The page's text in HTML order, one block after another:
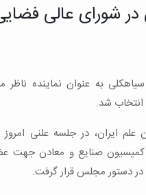
شورای عالی
به عنوان نماینده
شد.
علم ایران، در جلسه علنی‌
کمیسیون صنایع و معادن جهت
دستور مجلس قرار گرفت.